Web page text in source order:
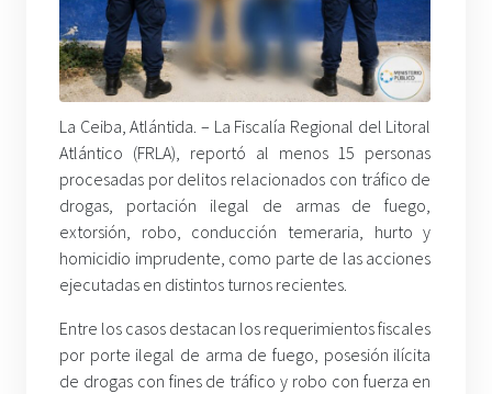
La Ceiba, Atlántida. – La Fiscalía Regional del Litoral
Atlántico (FRLA), reportó al menos 15 personas
procesadas por delitos relacionados con tráfico de
drogas, portación ilegal de armas de fuego,
extorsión, robo, conducción temeraria, hurto y
homicidio imprudente, como parte de las acciones
ejecutadas en distintos turnos recientes.
Entre los casos destacan los requerimientos fiscales
por porte ilegal de arma de fuego, posesión ilícita
de drogas con fines de tráfico y robo con fuerza en